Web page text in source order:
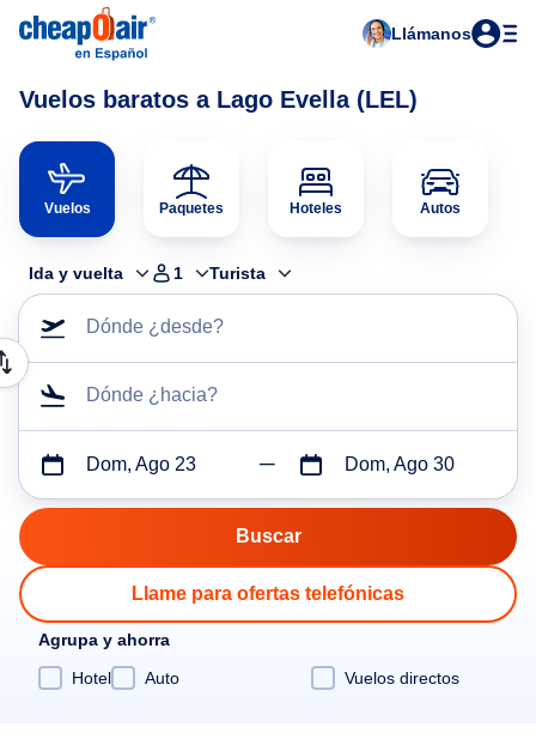
Llámanos
Vuelos baratos a Lago Evella (LEL)
Vuelos Paquetes Hoteles Autos
Ida y vuelta 1 Turista
Dónde ¿desde?
Dónde ¿hacia?
Dom, Ago 23 Dom, Ago 30
Llame para ofertas telefónicas
Agrupa y ahorra
Hotel
Auto Vuelos directos